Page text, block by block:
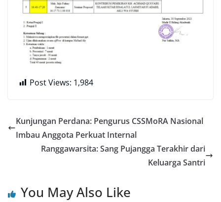
Post Views: 1,984
Kunjungan Perdana: Pengurus CSSMoRA Nasional
Imbau Anggota Perkuat Internal
Ranggawarsita: Sang Pujangga Terakhir dari
Keluarga Santri
You May Also Like